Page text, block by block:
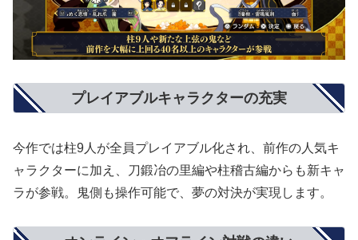
プレイアブルキャラクターの充実
今作では柱9人が全員プレイアブル化され、前作の人気キ
ャラクターに加え、刀鍛冶の里編や柱稽古編からも新キャ
ラが参戦。鬼側も操作可能で、夢の対決が実現します。